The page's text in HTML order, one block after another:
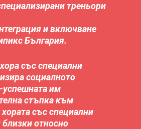
треньори
и включване
България.
със специални
социалното
успешната им
стъпка към
със специални
относно